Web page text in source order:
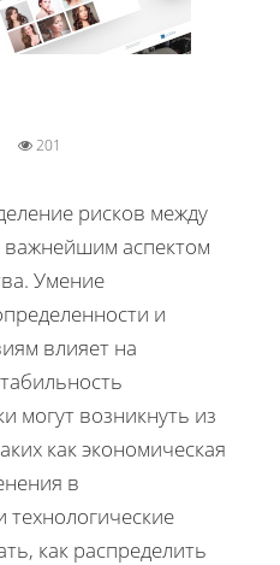
201
рисков между
важнейшим аспектом
Умение
и
влияет на
могут возникнуть из
как экономическая
в
технологические
как распределить